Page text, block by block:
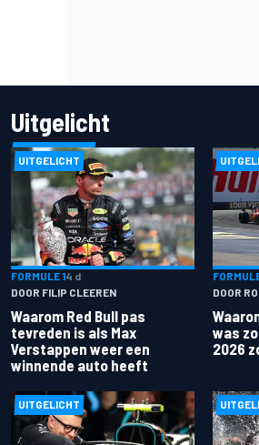
Uitgelicht
UITGELICHT
FORMULE 14 d
DOOR FILIP CLEEREN
Waarom Red Bull pas
tevreden is als Max
Verstappen weer een
winnende auto heeft
DOOR
was
2026
UITGELICHT